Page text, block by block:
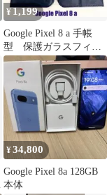
¥1,199
Google Pixel 8 a 手帳
型 保護ガラスフィル
ム付きスマホケース
¥34,800
Google Pixel 8a 128GB
本体